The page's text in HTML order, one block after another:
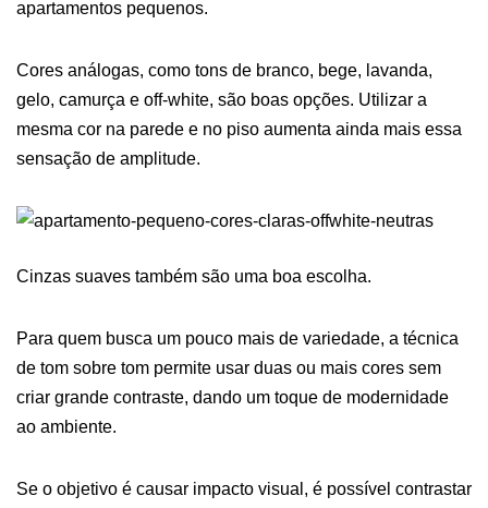
apartamentos pequenos.
Cores análogas, como tons de branco, bege, lavanda,
gelo, camurça e off-white, são boas opções. Utilizar a
mesma cor na parede e no piso aumenta ainda mais essa
sensação de amplitude.
Cinzas suaves também são uma boa escolha.
Para quem busca um pouco mais de variedade, a técnica
de tom sobre tom permite usar duas ou mais cores sem
criar grande contraste, dando um toque de modernidade
ao ambiente.
Se o objetivo é causar impacto visual, é possível contrastar